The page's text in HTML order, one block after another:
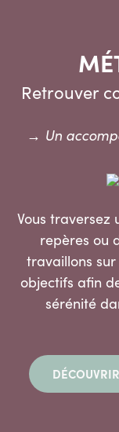
Retrouver
→ Un
Vous traversez
repères ou
travaillons sur
objectifs afin
sérénité